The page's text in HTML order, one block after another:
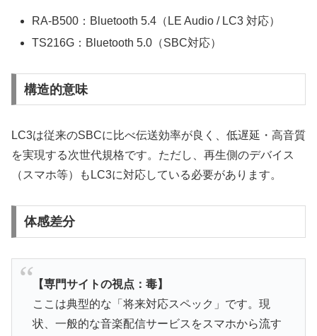
RA-B500：Bluetooth 5.4（LE Audio / LC3 対応）
TS216G：Bluetooth 5.0（SBC対応）
構造的意味
LC3は従来のSBCに比べ伝送効率が良く、低遅延・高音質
を実現する次世代規格です。ただし、再生側のデバイス
（スマホ等）もLC3に対応している必要があります。
体感差分
【専門サイトの視点：毒】
ここは典型的な「将来対応スペック」です。現
状、一般的な音楽配信サービスをスマホから流す